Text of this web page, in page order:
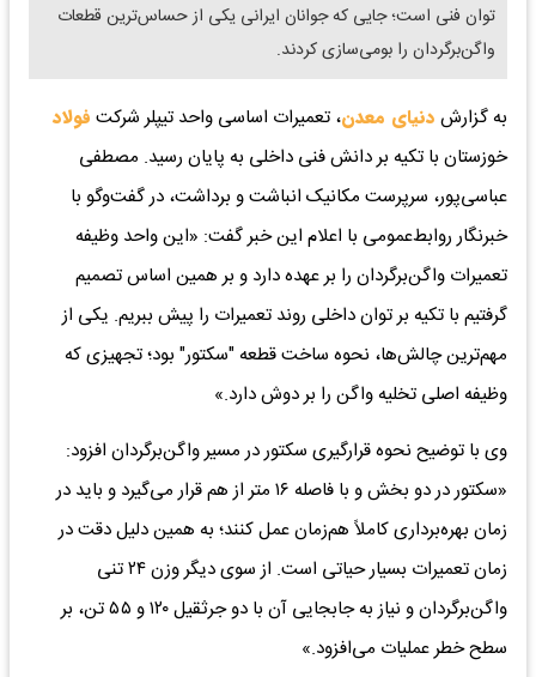
توان فنی است؛ جایی که جوانان ایرانی یکی از حساس‌ترین قطعات
واگن‌برگردان را بومی‌سازی کردند.
به گزارش دنیای معدن، تعمیرات اساسی واحد تیپلر شرکت فولاد
خوزستان با تکیه بر دانش فنی داخلی به پایان رسید. مصطفی
عباسی‌پور، سرپرست مکانیک انباشت و برداشت، در گفت‌وگو با
خبرنگار روابط‌عمومی با اعلام این خبر گفت: «این واحد وظیفه
تعمیرات واگن‌برگردان را بر عهده دارد و بر همین اساس تصمیم
گرفتیم با تکیه بر توان داخلی روند تعمیرات را پیش ببریم. یکی از
مهم‌ترین چالش‌ها، نحوه ساخت قطعه "سکتور" بود؛ تجهیزی که
وظیفه اصلی تخلیه واگن را بر دوش دارد.»
وی با توضیح نحوه قرارگیری سکتور در مسیر واگن‌برگردان افزود:
«سکتور در دو بخش و با فاصله ۱۶ متر از هم قرار می‌گیرد و باید در
زمان بهره‌برداری کاملاً هم‌زمان عمل کنند؛ به همین دلیل دقت در
زمان تعمیرات بسیار حیاتی است. از سوی دیگر وزن ۲۴ تنی
واگن‌برگردان و نیاز به جابجایی آن با دو جرثقیل ۱۲۰ و ۵۵ تن، بر
سطح خطر عملیات می‌افزود.»